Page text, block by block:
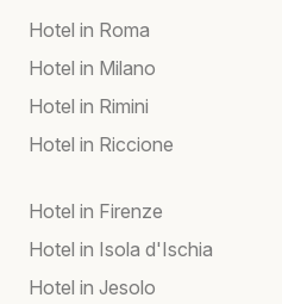
Hotel in Roma
Hotel in Milano
Hotel in Rimini
Hotel in Riccione
Hotel in Firenze
Hotel in Isola d'Ischia
Hotel in Jesolo